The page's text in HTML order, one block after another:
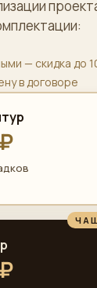
— скидка до
в договоре